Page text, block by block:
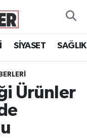
SİYASET SAĞLIK
Ürünler